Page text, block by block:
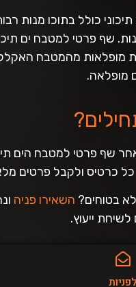
כולל בתוכו מנות
שף פרטי למטבח ים
מופלאות מהמטבח
מופלאה.
שף פרטי למטבח הים
כרטיס ולקבל פרטים
בטוחים? השאירו פניה
לשיחת ייעוץ.
לפניות